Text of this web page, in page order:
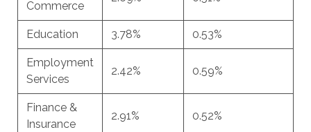
Commerce
Education 3.78% 0.53%
Employment
Services
2.42% 0.59%
Finance &
Insurance
2.91% 0.52%